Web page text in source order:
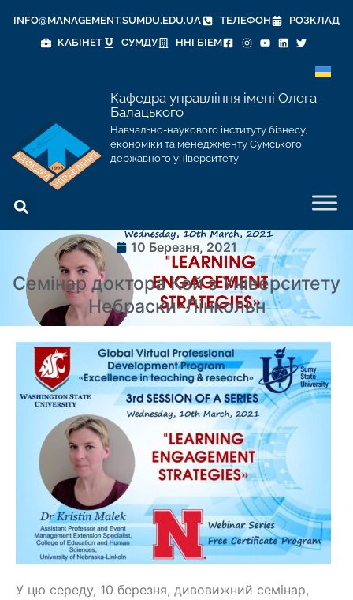
INFO@MANAGEMENT.SUMDU.EDU.UA ТЕЛЕФОН
РОЗКЛАД
КАБІНЕТ
СУМДУ ННІ БІЕМ
Кафедра управління імені Олега
Балацького
Навчально-наукового інституту бізнесу,
економіки та менеджменту Сумського
державного університету
10 Березня, 2021
Семінар доктора Кей з Університету
Небраски-Лінкольн
У цю середу, 10 березня, дивовижний семінар,